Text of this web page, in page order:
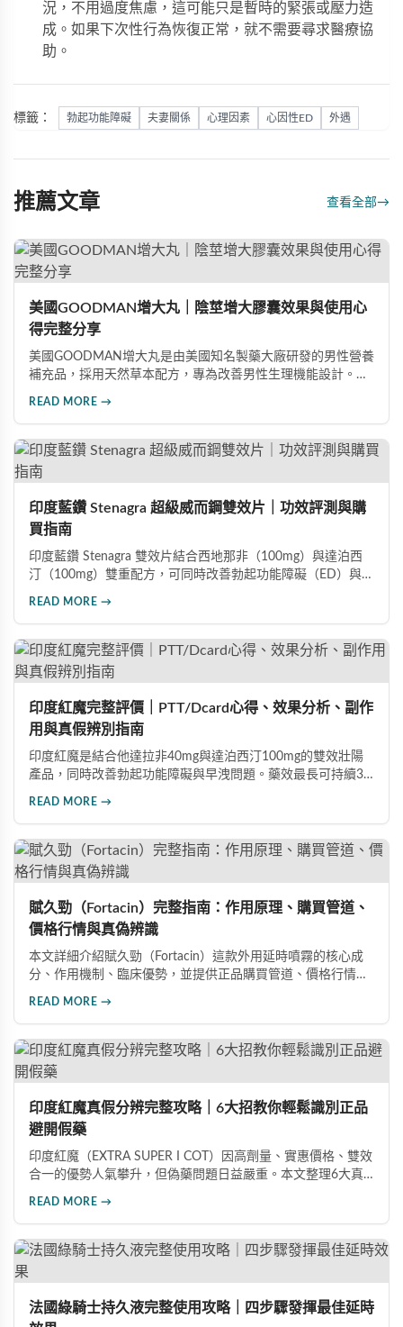
況，不用過度焦慮，這可能只是暫時的緊張或壓力造
成。如果下次性行為恢復正常，就不需要尋求醫療協
助。
標籤： 勃起功能障礙 夫妻關係 心理因素 心因性ED 外遇
推薦文章 查看全部→
美國GOODMAN增大丸｜陰莖增大膠囊效果與使用心
得完整分享
美國GOODMAN增大丸是由美國知名製藥大廠研發的男性營養
補充品，採用天然草本配方，專為改善男性生理機能設計。根
READ MORE →
印度藍鑽 Stenagra 超級威而鋼雙效片｜功效評測與購
買指南
印度藍鑽 Stenagra 雙效片結合西地那非（100mg）與達泊西
汀（100mg）雙重配方，可同時改善勃起功能障礙（ED）與早
高的男性保健品選擇。
READ MORE →
印度紅魔完整評價｜PTT/Dcard心得、效果分析、副作
用與真假辨別指南
印度紅魔是結合他達拉非40mg與達泊西汀100mg的雙效壯陽
產品，同時改善勃起功能障礙與早洩問題。藥效最長可持續36
READ MORE →
賦久勁（Fortacin）完整指南：作用原理、購買管道、
價格行情與真偽辨識
本文詳細介紹賦久勁（Fortacin）這款外用延時噴霧的核心成
分、作用機制、臨床優勢，並提供正品購買管道、價格行情比
READ MORE →
印度紅魔真假分辨完整攻略｜6大招教你輕鬆識別正品
避開假藥
印度紅魔（EXTRA SUPER I COT）因高劑量、實惠價格、雙效
合一的優勢人氣攀升，但偽藥問題日益嚴重。本文整理6大真
READ MORE →
法國綠騎士持久液完整使用攻略｜四步驟發揮最佳延時